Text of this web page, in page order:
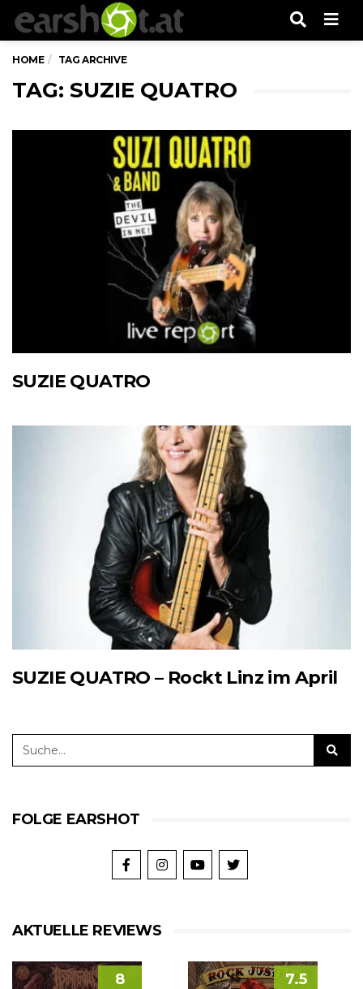
HOME TAG ARCHIVE
TAG: SUZIE QUATRO
SUZIE QUATRO
SUZIE QUATRO – Rockt Linz im April
FOLGE EARSHOT
AKTUELLE REVIEWS
8 7.5